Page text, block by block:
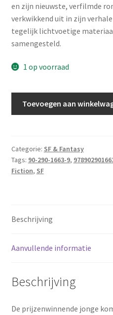
en zijn nieuwste, verfilmde
verkwikkend uit in zijn
tegelijk lichtvoetige
samengesteld.
1 op voorraad
Robinson
aantal
Toevoegen aan
Categorie: SF & Fantasy
Tags: 90-290-1663-9,
Fiction, SF
Beschrijving
Aanvullende informatie
Beschrijving
De prijzenwinnende jonge